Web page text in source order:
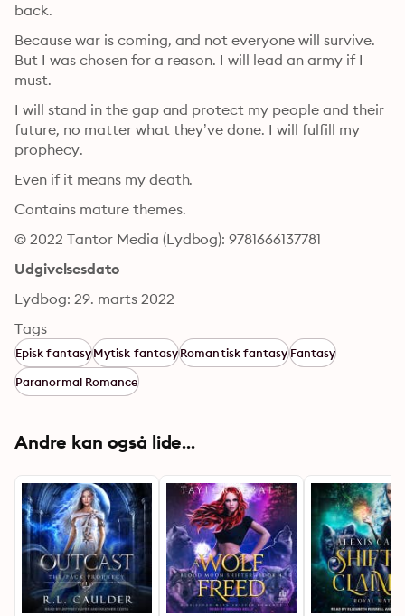
back.
Because war is coming, and not everyone will survive.
But I was chosen for a reason. I will lead an army if I
must.
I will stand in the gap and protect my people and their
future, no matter what they’ve done. I will fulfill my
prophecy.
Even if it means my death.
Contains mature themes.
© 2022 Tantor Media (Lydbog): 9781666137781
Udgivelsesdato
Lydbog: 29. marts 2022
Tags
Episk fantasyMytisk fantasyRomantisk fantasyFantasy
Paranormal Romance
Andre kan også lide...